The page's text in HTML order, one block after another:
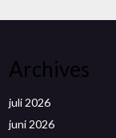
Archives
juli 2026
juni 2026